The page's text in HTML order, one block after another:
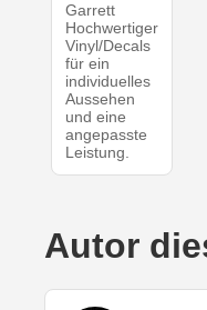
Garrett
Hochwertiger
Vinyl/Decals
für ein
individuelles
Aussehen
und eine
angepasste
Leistung.
Autor